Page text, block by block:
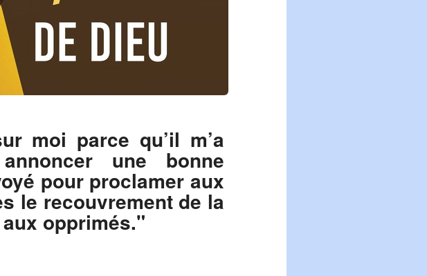
moi parce qu’il m’a
une bonne
pour proclamer aux
le recouvrement de la
opprimés."